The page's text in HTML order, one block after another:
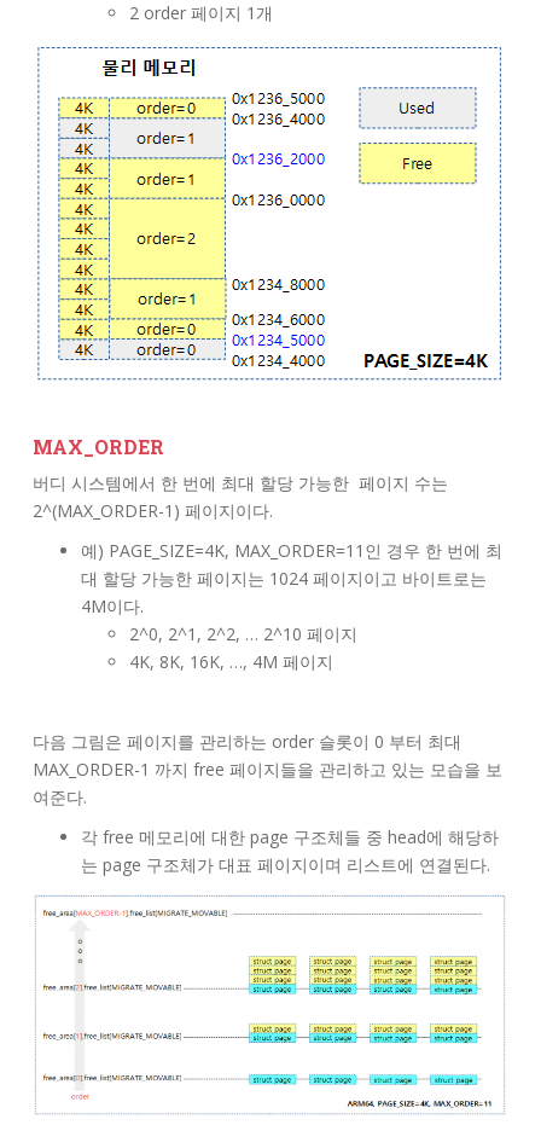
2 order 페이지 1개
MAX_ORDER
버디 시스템에서 한 번에 최대 할당 가능한 페이지 수는
2^(MAX_ORDER-1) 페이지이다.
예) PAGE_SIZE=4K, MAX_ORDER=11인 경우 한 번에 최
대 할당 가능한 페이지는 1024 페이지이고 바이트로는
4M이다.
2^0, 2^1, 2^2, … 2^10 페이지
4K, 8K, 16K, …, 4M 페이지
다음 그림은 페이지를 관리하는 order 슬롯이 0 부터 최대
MAX_ORDER-1 까지 free 페이지들을 관리하고 있는 모습을 보
여준다.
각 free 메모리에 대한 page 구조체들 중 head에 해당하
는 page 구조체가 대표 페이지이며 리스트에 연결된다.